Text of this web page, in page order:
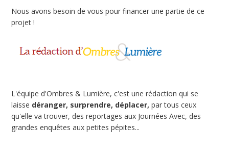
Nous avons besoin de vous pour financer une partie de ce
projet !
L'équipe d'Ombres & Lumière, c'est une rédaction qui se
laisse déranger, surprendre, déplacer, par tous ceux
qu'elle va trouver, des reportages aux Journées Avec, des
grandes enquêtes aux petites pépites...